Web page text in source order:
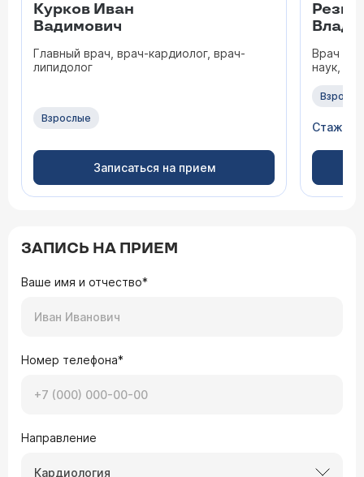
Курков Иван
Вадимович
Главный врач, врач-кардиолог, врач-
липидолог
Взрослые
Записаться на прием
Врач -
наук,
Стаж 39
ЗАПИСЬ НА ПРИЕМ
Ваше имя и отчество*
Номер телефона*
Направление
Кардиология